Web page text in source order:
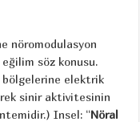
nöromodulasyon
söz konusu.
bölgelerine elektrik
sinir aktivitesinin
Insel: “Nöral